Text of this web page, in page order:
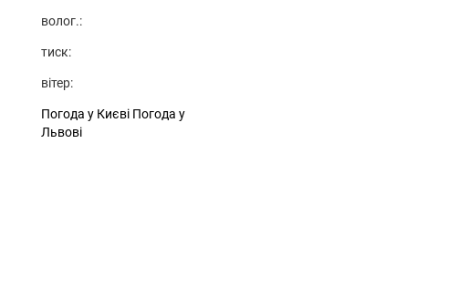
волог.:
тиск:
вітер:
Погода у Києві Погода у
Львові